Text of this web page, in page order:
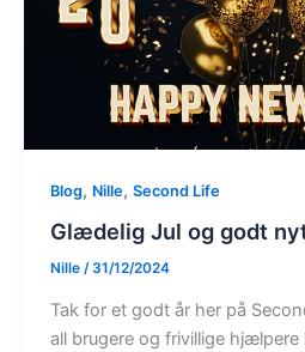
Blog, Nille, Second Life
Glædelig Jul og godt
Nille /31/12/2024
Tak for et godt år her på
all brugere og frivillige hjælpere